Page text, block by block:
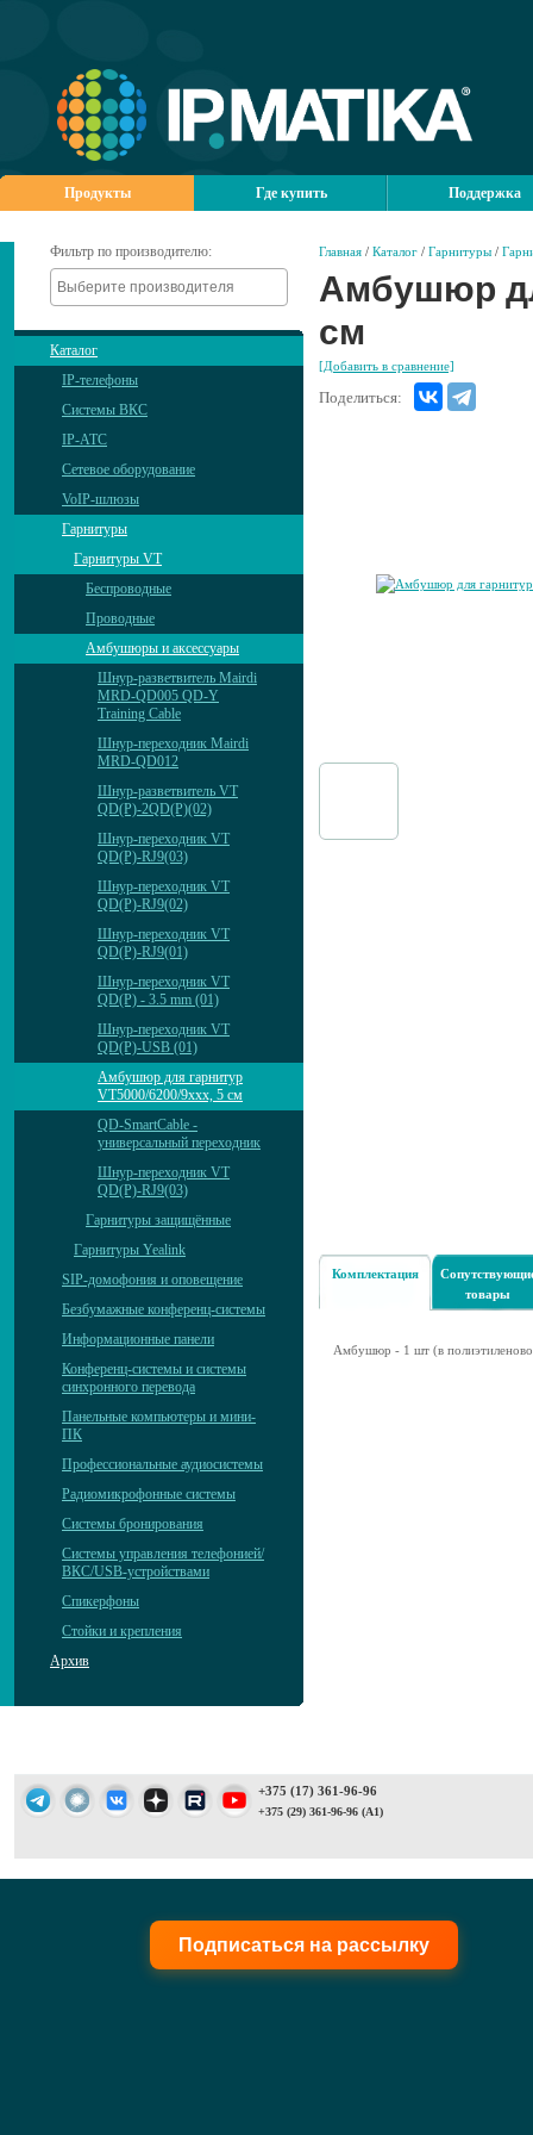
Продукты Где купить Поддержка
Фильтр по производителю:
Каталог
IP-телефоны
Системы ВКС
IP-АТС
Сетевое оборудование
VoIP-шлюзы
Гарнитуры
Гарнитуры VT
Беспроводные
Проводные
Амбушюры и аксессуары
Шнур-разветвитель Mairdi
MRD-QD005 QD-Y
Training Cable
Шнур-переходник Mairdi
MRD-QD012
Шнур-разветвитель VT
QD(P)-2QD(P)(02)
Шнур-переходник VT
QD(P)-RJ9(03)
Шнур-переходник VT
QD(P)-RJ9(02)
Шнур-переходник VT
QD(P)-RJ9(01)
Шнур-переходник VT
QD(P) - 3.5 mm (01)
Шнур-переходник VT
QD(P)-USB (01)
Амбушюр для гарнитур
VT5000/6200/9xxx, 5 см
QD-SmartCable -
универсальный переходник
Шнур-переходник VT
QD(P)-RJ9(03)
Гарнитуры защищённые
Гарнитуры Yealink
SIP-домофония и оповещение
Безбумажные конференц-системы
Информационные панели
Конференц-системы и системы
синхронного перевода
Панельные компьютеры и мини-
ПК
Профессиональные аудиосистемы
Радиомикрофонные системы
Системы бронирования
Системы управления телефонией/
ВКС/USB-устройствами
Спикерфоны
Стойки и крепления
Архив
Главная / Каталог / Гарнитуры /
Амбушюр
см
[Добавить в сравнение]
Поделиться:
Комплектация
товары
Амбушюр - 1 шт (в
+375 (17) 361-96-96
+375 (29) 361-96-96 (A1)
Подписаться на рассылку